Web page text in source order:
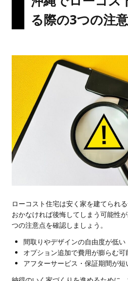
る際の3つの注
ローコスト住宅は安く家を建てられ
おかなければ後悔してしまう可能性
つの注意点を確認しましょう。
間取りやデザインの自由度が低い
オプション追加で費用が膨らむ可
アフターサービス・保証期間が短